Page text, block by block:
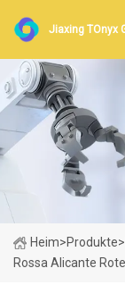
Jiaxing TOnyx
Heim>Produkte>
Rossa Alicante